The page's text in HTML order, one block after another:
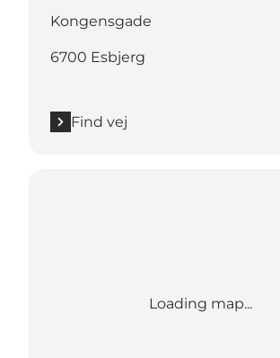
Kongensgade
6700 Esbjerg
Find vej
Loading map...